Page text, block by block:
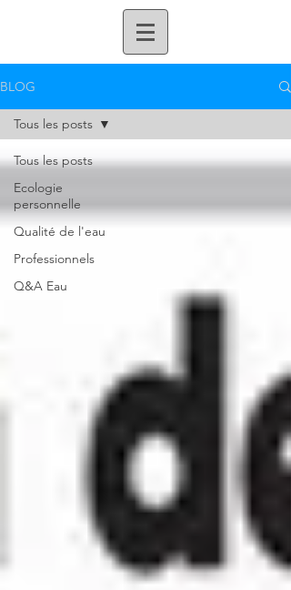
BLOG
Tous les posts
Ecologie
personnelle
Qualité de l'eau
Professionnels
Q&A Eau
Tous les posts